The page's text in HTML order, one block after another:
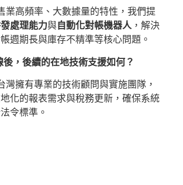
業高頻率、大數據量的特性，我們提
處理能力與自動化對帳機器人 ，解決
週期長與庫存不精準等核心問題。
後，後續的在地技術支援如何？
灣擁有專業的技術顧問與實施團隊，
化的報表需求與稅務更新，確保系統
令標準。